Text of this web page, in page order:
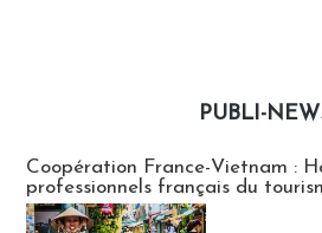
PUBLI-
Coopération France-Vietnam :
professionnels français du